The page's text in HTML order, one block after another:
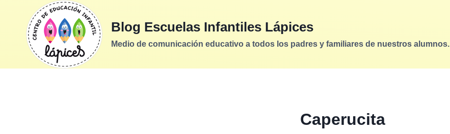
contenido
Blog Escuelas Infantiles Lápices
Medio de comunicación educativo a todos los padres y familiares de nuestros alumnos.
Caperucita